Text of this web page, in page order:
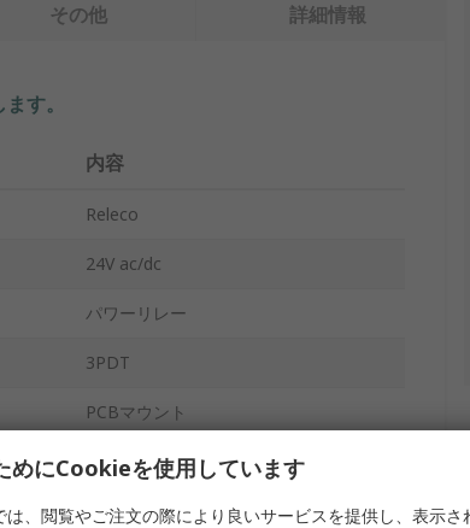
その他 詳細情報
す。
内容
Releco
24V ac/dc
パワーリレー
3PDT
PCBマウント
C3
スルーホール
めにCookieを使用しています
は、閲覧やご注文の際により良いサービスを提供し、表示さ